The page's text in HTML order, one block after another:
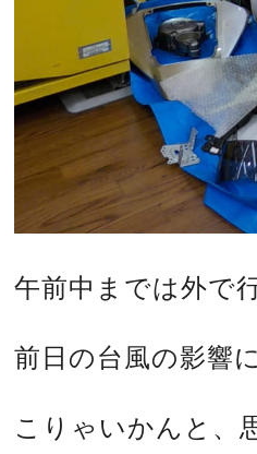
午前中までは外で
前日の台風の影響
こりゃいかんと、